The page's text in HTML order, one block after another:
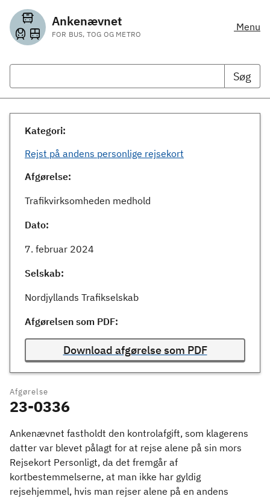
Ankenævnet
FOR BUS, TOG OG METRO
Menu
Søg
Kategori:
Rejst på andens personlige rejsekort
Afgørelse:
Trafikvirksomheden medhold
Dato:
7. februar 2024
Selskab:
Nordjyllands Trafikselskab
Afgørelsen som PDF:
Download afgørelse som PDF
Afgørelse
23-0336
Ankenævnet fastholdt den kontrolafgift, som klagerens
datter var blevet pålagt for at rejse alene på sin mors
Rejsekort Personligt, da det fremgår af
kortbestemmelserne, at man ikke har gyldig
rejsehjemmel, hvis man rejser alene på en andens